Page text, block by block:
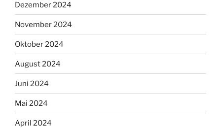
Dezember 2024
November 2024
Oktober 2024
August 2024
Juni 2024
Mai 2024
April 2024